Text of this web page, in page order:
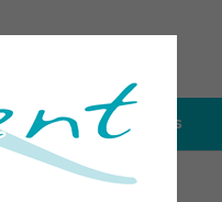
et consommables